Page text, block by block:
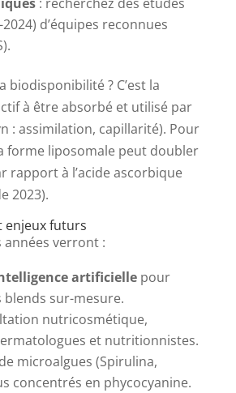
d’équipes reconnues
biodisponibilité ? C’est la
à être absorbé et utilisé par
: assimilation, capillarité). Pour
forme liposomale peut doubler
rapport à l’acide ascorbique
2023).
enjeux futurs
années verront :
artificiellepour
sur-mesure.
nutricosmétique,
et nutritionnistes.
microalgues (Spirulina,
concentrés en phycocyanine.